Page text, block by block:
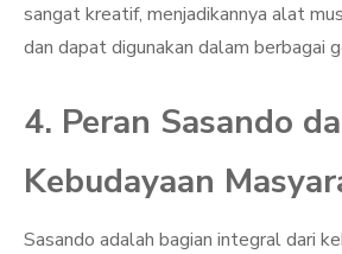
sangat kreatif, menjadikannya alat
dan dapat digunakan dalam berbagai
4. Peran Sasando
Kebudayaan
Sasando adalah bagian integral dari